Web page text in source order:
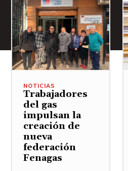
NOTICIAS
Trabajadores
del gas
impulsan la
creación de
nueva
federación
Fenagas